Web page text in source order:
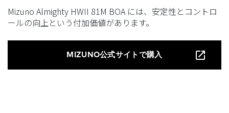
Mizuno Almighty HWII 81M BOA には、安定性とコントロ
ールの向上という付加価値があります。
MIZUNO公式サイトで購入